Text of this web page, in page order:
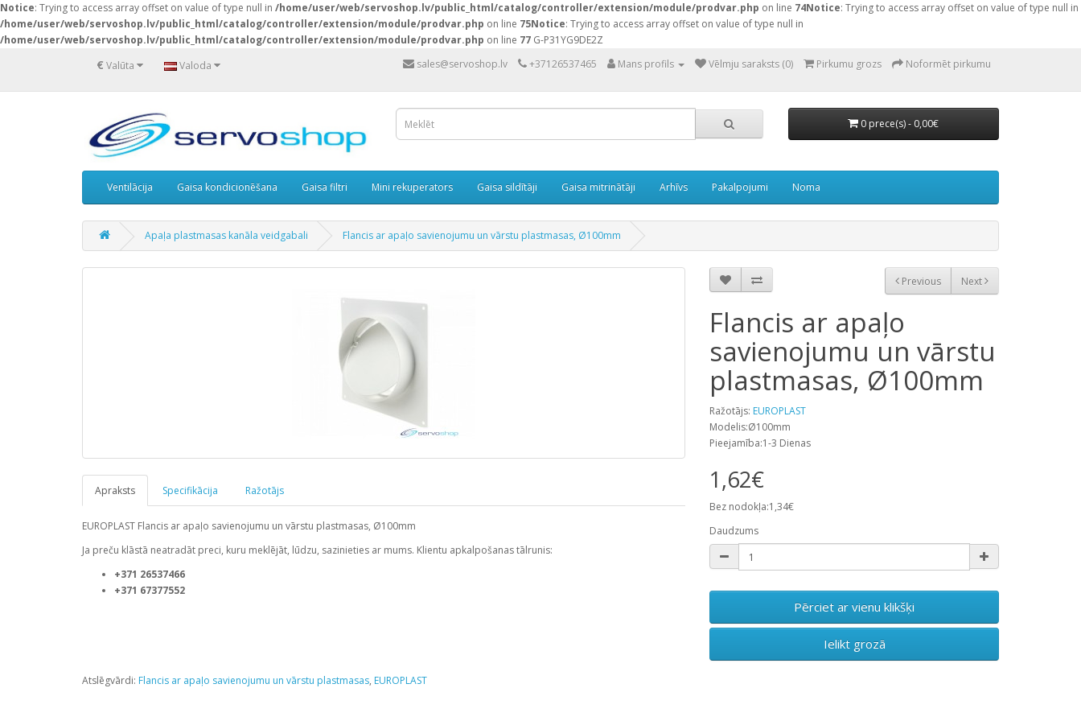
Notice: Trying to access array offset on value of type null in /home/user/web/servoshop.lv/public_html/catalog/controller/extension/module/prodvar.php on line 74Notice: Trying to access array offset on value of type null in
/home/user/web/servoshop.lv/public_html/catalog/controller/extension/module/prodvar.php on line 75Notice: Trying to access array offset on value of type null in
/home/user/web/servoshop.lv/public_html/catalog/controller/extension/module/prodvar.php on line 77 G-P31YG9DE2Z
€ Valūta Valoda sales@servoshop.lv +37126537465 Mans profils Vēlmju saraksts (0) Pirkumu grozs Noformēt pirkumu
0 prece(s) - 0,00€
Ventilācija Gaisa kondicionēšana Gaisa filtri Mini rekuperators Gaisa sildītāji Gaisa mitrinātāji Arhīvs Pakalpojumi Noma
Apaļa plastmasas kanāla veidgabali Flancis ar apaļo savienojumu un vārstu plastmasas, Ø100mm
Apraksts Specifikācija Ražotājs
EUROPLAST Flancis ar apaļo savienojumu un vārstu plastmasas, Ø100mm
Ja preču klāstā neatradāt preci, kuru meklējāt, lūdzu, sazinieties ar mums. Klientu apkalpošanas tālrunis:
+371 26537466
+371 67377552
Previous Next
Flancis ar apaļo
savienojumu un vārstu
plastmasas, Ø100mm
Ražotājs: EUROPLAST
Modelis:Ø100mm
Pieejamība:1-3 Dienas
1,62€
Bez nodokļa:1,34€
Daudzums
Pērciet ar vienu klikšķi
Ielikt grozā
Atslēgvārdi: Flancis ar apaļo savienojumu un vārstu plastmasas, EUROPLAST